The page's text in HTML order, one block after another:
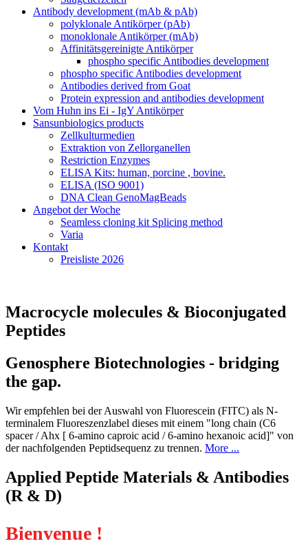
Antibody development (mAb & pAb)
polyklonale Antikörper (pAb)
monoklonale Antikörper (mAb)
Affinitätsgereinigte Antikörper
phospho specific Antibodies development
phospho specific Antibodies development
Antibodies derived from Goat
Protein expression and antibodies development
Vom Huhn ins Ei - IgY Antikörper
Sansunbiologics products
Zellkulturmedien
Extraktion von Zellorganellen
Restriction Enzymes
ELISA Kits: human, porcine , bovine.
ELISA (ISO 9001)
DNA Clean GenoMagBeads
Angebot der Woche
Seamless cloning kit Splicing method
Varia
Kontakt
Preisliste 2026
Macrocycle molecules & Bioconjugated
Peptides
Genosphere Biotechnologies - bridging
the gap.
Wir empfehlen bei der Auswahl von Fluorescein (FITC) als N-
terminalem Fluoreszenzlabel dieses mit einem "long chain (C6
spacer / Ahx [ 6-amino caproic acid / 6-amino hexanoic acid]" von
der nachfolgenden Peptidsequenz zu trennen. More ...
Applied Peptide Materials & Antibodies
(R & D)
Bienvenue !